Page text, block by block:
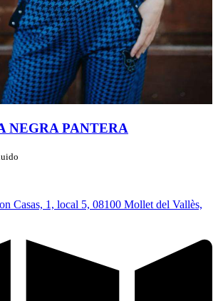
NEGRA PANTERA
Casas, 1, local 5, 08100 Mollet del Vallès,